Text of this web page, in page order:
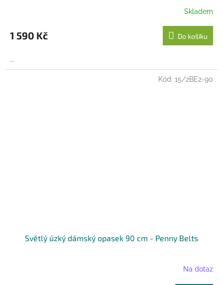
Skladem
1 590 Kč Do košíku
...
Světlý úzký dámský opasek 90 cm - Penny Belts
Na dotaz
Kód: 15/2BE2-90